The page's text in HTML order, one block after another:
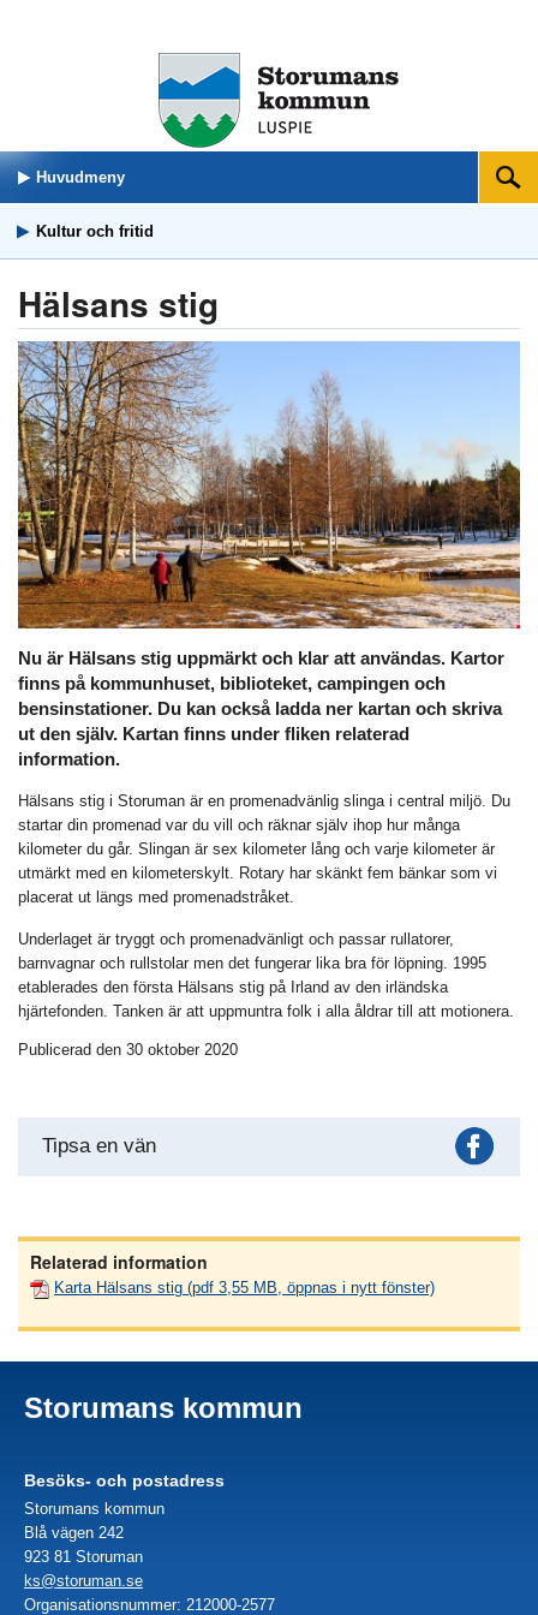
Huvudmeny Sök
Kultur och fritid
Hälsans stig
Nu är Hälsans stig uppmärkt och klar att användas. Kartor
finns på kommunhuset, biblioteket, campingen och
bensinstationer. Du kan också ladda ner kartan och skriva
ut den själv. Kartan finns under fliken relaterad
information.
Hälsans stig i Storuman är en promenadvänlig slinga i central miljö. Du
startar din promenad var du vill och räknar själv ihop hur många
kilometer du går. Slingan är sex kilometer lång och varje kilometer är
utmärkt med en kilometerskylt. Rotary har skänkt fem bänkar som vi
placerat ut längs med promenadstråket.
Underlaget är tryggt och promenadvänligt och passar rullatorer,
barnvagnar och rullstolar men det fungerar lika bra för löpning. 1995
etablerades den första Hälsans stig på Irland av den irländska
hjärtefonden. Tanken är att uppmuntra folk i alla åldrar till att motionera.
Publicerad den 30 oktober 2020
Tipsa en vän
Relaterad information
Karta Hälsans stig (pdf 3,55 MB, öppnas i nytt fönster)
Storumans kommun
Besöks- och postadress
Storumans kommun
Blå vägen 242
923 81 Storuman
ks@storuman.se
Organisationsnummer: 212000-2577